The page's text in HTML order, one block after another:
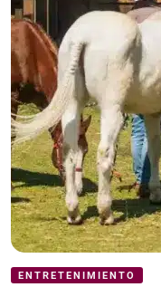
ENTRETENIMIENTO